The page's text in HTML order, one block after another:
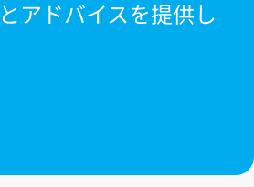
アドバイスを提供し